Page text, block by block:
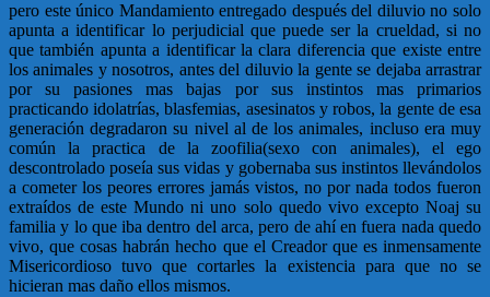
pero este único Mandamiento entregado después del diluvio no solo
apunta a identificar lo perjudicial que puede ser la crueldad, si no
que también apunta a identificar la clara diferencia que existe entre
los animales y nosotros, antes del diluvio la gente se dejaba arrastrar
por su pasiones mas bajas por sus instintos mas primarios
practicando idolatrías, blasfemias, asesinatos y robos, la gente de esa
generación degradaron su nivel al de los animales, incluso era muy
común la practica de la zoofilia(sexo con animales), el ego
descontrolado poseía sus vidas y gobernaba sus instintos llevándolos
a cometer los peores errores jamás vistos, no por nada todos fueron
extraídos de este Mundo ni uno solo quedo vivo excepto Noaj su
familia y lo que iba dentro del arca, pero de ahí en fuera nada quedo
vivo, que cosas habrán hecho que el Creador que es inmensamente
Misericordioso tuvo que cortarles la existencia para que no se
hicieran mas daño ellos mismos.